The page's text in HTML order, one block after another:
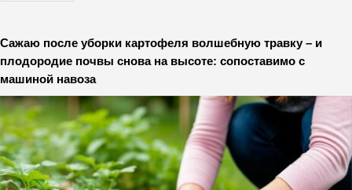
Сажаю после уборки картофеля волшебную травку – и
плодородие почвы снова на высоте: сопоставимо с
машиной навоза